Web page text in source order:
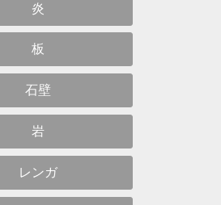
炎
板
石壁
岩
レンガ